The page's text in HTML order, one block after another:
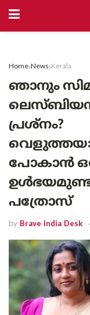
Home News Kerala
ഞാനും
പ്രശ്‌നം?
പോകാൻ
പത്രോസ്
by Brave India Desk